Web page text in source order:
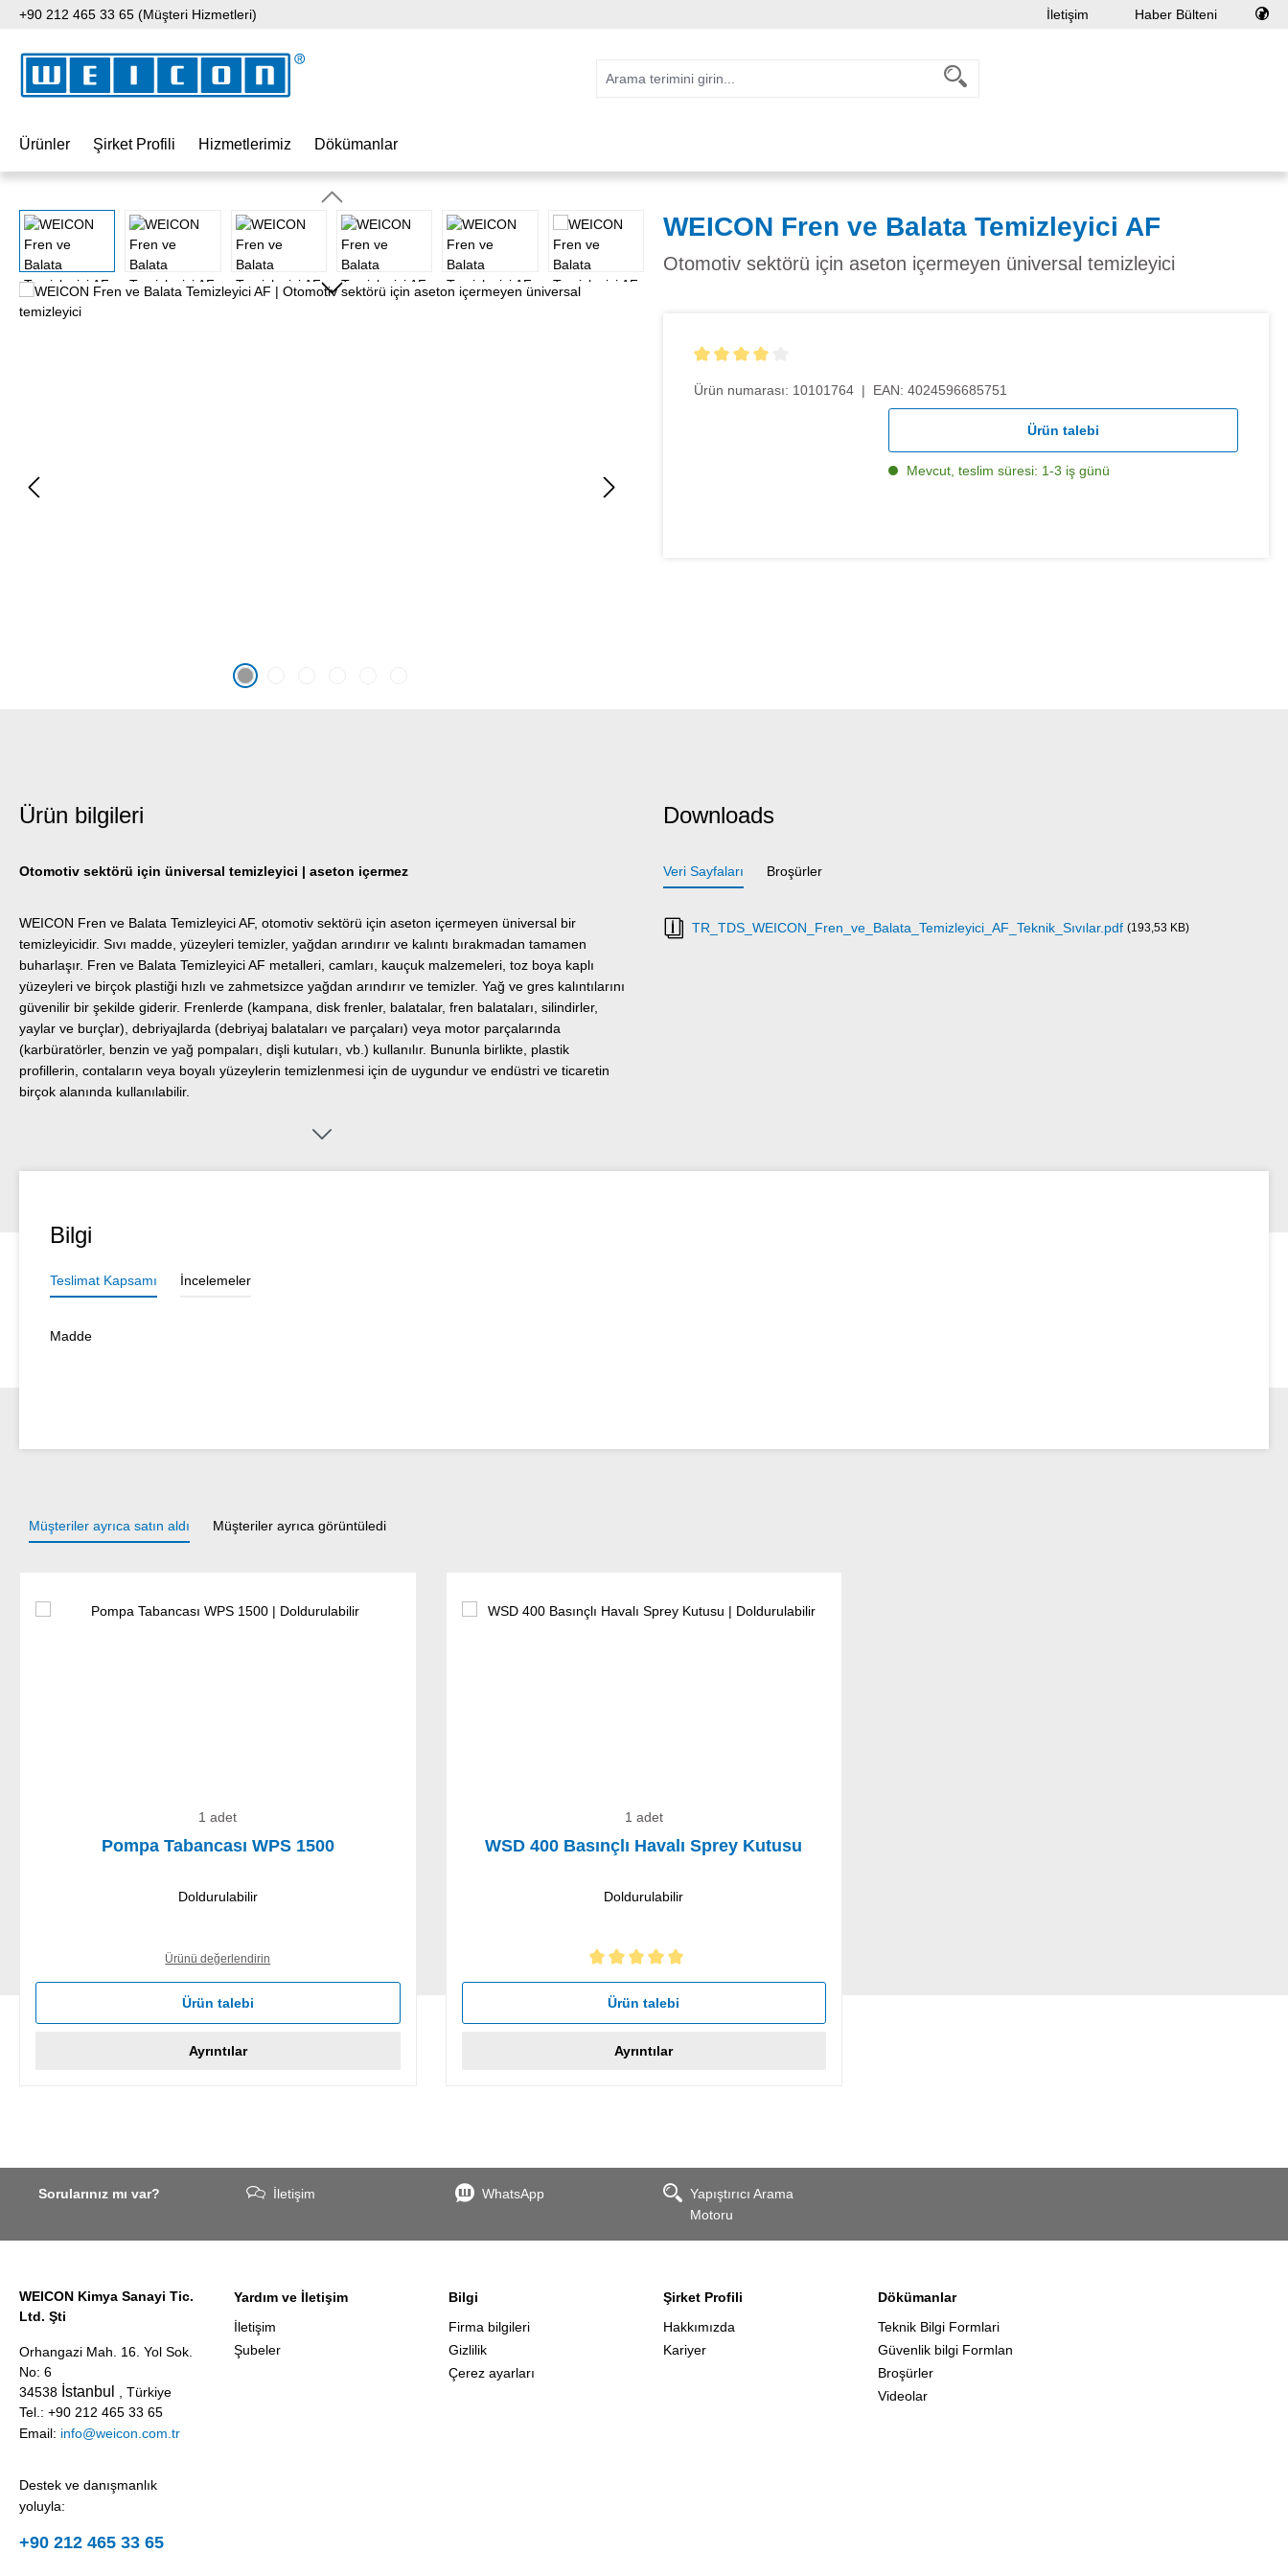
içeriğe geç
Aramaya atla
Ana navigasyona geç
+90 212 465 33 65 (Müşteri Hizmetleri) İletişim Haber Bülteni
Ürünler Şirket Profili Hizmetlerimiz Dökümanlar
Resim galerisini atla WEICON Fren ve Balata Temizleyici AF
Otomotiv sektörü için aseton içermeyen üniversal temizleyici
Ürün numarası: 10101764 | EAN: 4024596685751
Ürün talebi
Mevcut, teslim süresi: 1-3 iş günü
Ürün bilgileri
Otomotiv sektörü için üniversal temizleyici | aseton içermez
WEICON Fren ve Balata Temizleyici AF, otomotiv sektörü için aseton içermeyen üniversal bir
temizleyicidir. Sıvı madde, yüzeyleri temizler, yağdan arındırır ve kalıntı bırakmadan tamamen
buharlaşır. Fren ve Balata Temizleyici AF metalleri, camları, kauçuk malzemeleri, toz boya kaplı
yüzeyleri ve birçok plastiği hızlı ve zahmetsizce yağdan arındırır ve temizler. Yağ ve gres kalıntılarını
güvenilir bir şekilde giderir. Frenlerde (kampana, disk frenler, balatalar, fren balataları, silindirler,
yaylar ve burçlar), debriyajlarda (debriyaj balataları ve parçaları) veya motor parçalarında
(karbüratörler, benzin ve yağ pompaları, dişli kutuları, vb.) kullanılır. Bununla birlikte, plastik
profillerin, contaların veya boyalı yüzeylerin temizlenmesi için de uygundur ve endüstri ve ticaretin
birçok alanında kullanılabilir.
Downloads
Veri Sayfaları Broşürler
TR_TDS_WEICON_Fren_ve_Balata_Temizleyici_AF_Teknik_Sıvılar.pdf (193,53 KB)
Bilgi
Teslimat Kapsamı İncelemeler
Madde
Müşteriler ayrıca satın aldı Müşteriler ayrıca görüntüledi
1 adet
Pompa Tabancası WPS 1500
Doldurulabilir
Ürünü değerlendirin
Ürün talebi
Ayrıntılar
1 adet
WSD 400 Basınçlı Havalı Sprey Kutusu
Doldurulabilir
5 yıldız üzerinden 5 ortalama puanı
Ürün talebi
Ayrıntılar
Sorularınız mı var? İletişim WhatsApp
Yapıştırıcı Arama
Motoru
WEICON Kimya Sanayi Tic.
Ltd. Şti
Orhangazi Mah. 16. Yol Sok.
No: 6
34538 İstanbul
, Türkiye
Tel.: +90 212 465 33 65
Email: info@weicon.com.tr
Destek ve danışmanlık
yoluyla:
+90 212 465 33 65
Yardım ve İletişim
İletişim
Şubeler
Bilgi
Firma bilgileri
Gizlilik
Çerez ayarları
Şirket Profili
Hakkımızda
Kariyer
Dökümanlar
Teknik Bilgi Formlari
Güvenlik bilgi Formlan
Broşürler
Videolar